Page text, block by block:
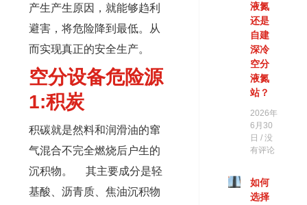
产生产生原因，就能够趋利
避害，将危险降到最低。从
而实现真正的安全生产。
空分设备危险源
1:积炭
积碳就是然料和润滑油的窜
气混合不完全燃烧后户生的
沉积物。 其主要成分是轻
基酸、沥青质、焦油沉积物
液氮
还是
自建
深冷
空分
液氮
站？
2026年
6月30
日 没
有评论
如何
选择